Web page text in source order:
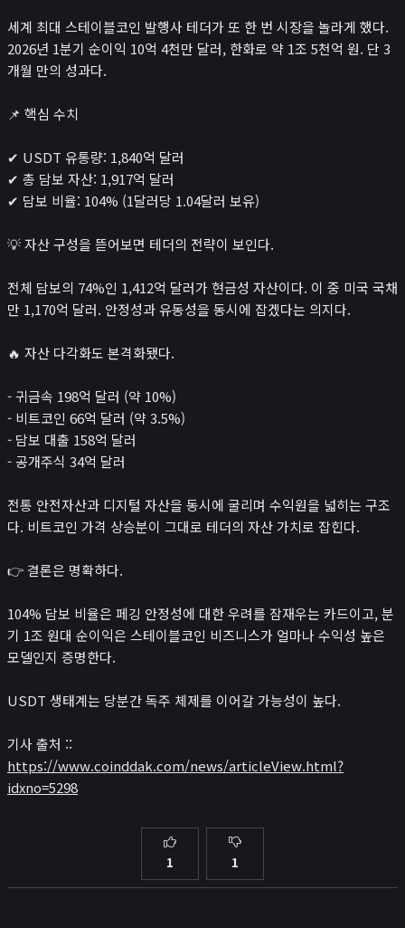
앱
포트폴리오
로또
게임
이미지 압축기
민감한 이미지 분류
😊
세계 최대 스테이블코인 발행사 테더가 또 한 번 시장을 놀라게 했다.
2026년 1분기 순이익 10억 4천만 달러, 한화로 약 1조 5천억 원. 단 3
개월 만의 성과다.
📌 핵심 수치
✔ USDT 유통량: 1,840억 달러
✔ 총 담보 자산: 1,917억 달러
✔ 담보 비율: 104% (1달러당 1.04달러 보유)
💡 자산 구성을 뜯어보면 테더의 전략이 보인다.
전체 담보의 74%인 1,412억 달러가 현금성 자산이다. 이 중 미국 국채
만 1,170억 달러. 안정성과 유동성을 동시에 잡겠다는 의지다.
🔥 자산 다각화도 본격화됐다.
- 귀금속 198억 달러 (약 10%)
- 비트코인 66억 달러 (약 3.5%)
- 담보 대출 158억 달러
- 공개주식 34억 달러
전통 안전자산과 디지털 자산을 동시에 굴리며 수익원을 넓히는 구조
다. 비트코인 가격 상승분이 그대로 테더의 자산 가치로 잡힌다.
👉 결론은 명확하다.
104% 담보 비율은 페깅 안정성에 대한 우려를 잠재우는 카드이고, 분
기 1조 원대 순이익은 스테이블코인 비즈니스가 얼마나 수익성 높은
모델인지 증명한다.
USDT 생태계는 당분간 독주 체제를 이어갈 가능성이 높다.
기사 출처 ::
https://www.coinddak.com/news/articleView.html?
idxno=5298
1 1